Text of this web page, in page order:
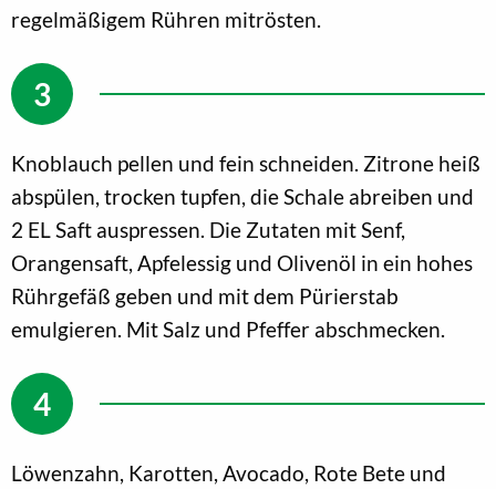
regelmäßigem Rühren mitrösten.
Knoblauch pellen und fein schneiden. Zitrone heiß
abspülen, trocken tupfen, die Schale abreiben und
2 EL Saft auspressen. Die Zutaten mit Senf,
Orangensaft, Apfelessig und Olivenöl in ein hohes
Rührgefäß geben und mit dem Pürierstab
emulgieren. Mit Salz und Pfeffer abschmecken.
Löwenzahn, Karotten, Avocado, Rote Bete und